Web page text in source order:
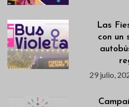
Las
con un
29 julio,